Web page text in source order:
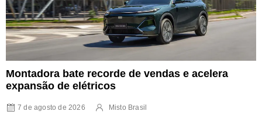
Montadora bate recorde de vendas e acelera
expansão de elétricos
7 de agosto de 2026 Misto Brasil